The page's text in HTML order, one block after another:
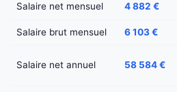
Salaire net mensuel 4 882 €
Salaire brut mensuel 6 103 €
Salaire net annuel 58 584 €